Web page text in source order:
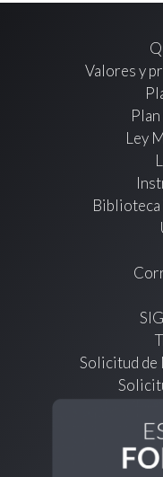
Valores y
Ley
Solicitud de